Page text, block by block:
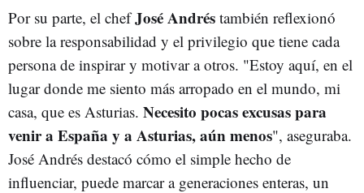
Por su parte, el chefJosé Andrés también reflexionó
sobre la responsabilidad y el privilegio que tiene cada
persona de inspirar y motivar a otros. "Estoy aquí, en el
lugar donde me siento más arropado en el mundo, mi
casa, que es Asturias. Necesito pocas excusas para
venir a España y a Asturias, aún menos", aseguraba.
José Andrés destacó cómo el simple hecho de
influenciar, puede marcar a generaciones enteras, un